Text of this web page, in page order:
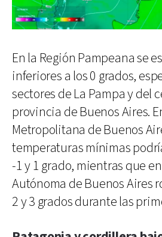
En la Región Pampeana se
inferiores a los 0 grados,
sectores de La Pampa y del
provincia de Buenos Aires.
Metropolitana de Buenos
temperaturas mínimas
-1 y 1 grado, mientras que
Autónoma de Buenos Aires
2 y 3 grados durante las